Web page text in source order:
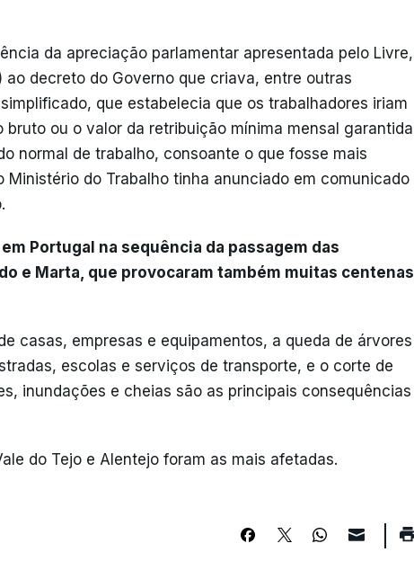
da apreciação parlamentar apresentada pelo Livre,
ao decreto do Governo que criava, entre outras
que estabelecia que os trabalhadores iriam
bruto ou o valor da retribuição mínima mensal garantida
normal de trabalho, consoante o que fosse mais
Ministério do Trabalho tinha anunciado em comunicado
Portugal na sequência da passagem das
e Marta, que provocaram também muitas centenas
casas, empresas e equipamentos, a queda de árvores
escolas e serviços de transporte, e o corte de
inundações e cheias são as principais consequências
do Tejo e Alentejo foram as mais afetadas.